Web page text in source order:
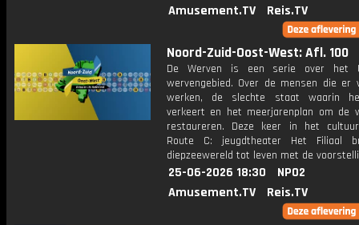
Amusement.TV
Reis.TV
Noord-Zuid-Oost-West: Afl. 100
De Werven is een serie over het
wervengebied. Over de mensen die er
werken, de slechte staat waarin
verkeert en het meerjarenplan om de
restaureren. Deze keer in het
Route C: jeugdtheater Het Filiaal
diepzeewereld tot leven met de
25-06-2026 18:30
NPO2
Amusement.TV
Reis.TV